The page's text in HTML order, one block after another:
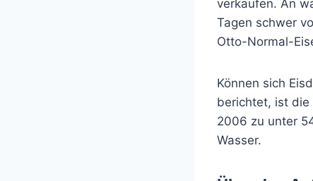
verkaufen. An
Tagen schwer
Otto-Normal-
Können sich
berichtet, ist die
2006 zu unter
Wasser.